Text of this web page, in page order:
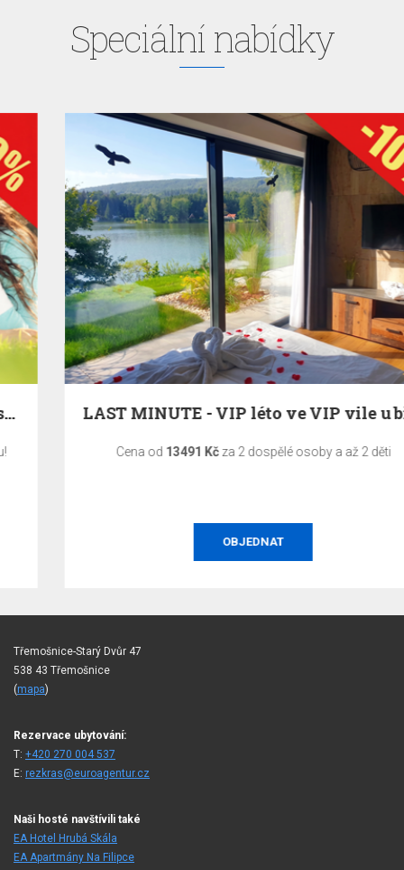
Speciální nabídky
LAST MINUTE - VIP léto ve VIP vile u břehu…
13491 Kčza 2 dospělé osoby a až 2 děti
OBJEDNAT
Třemošnice-Starý Dvůr 47
538 43 Třemošnice
(mapa)
Rezervace ubytování:
T: +420 270 004 537
E: rezkras@euroagentur.cz
Naši hosté navštívili také
EA Hotel Hrubá Skála
EA Apartmány Na Filipce